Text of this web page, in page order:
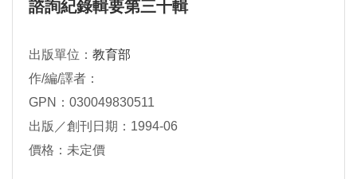
諮詢紀錄輯要第三十輯
出版單位： 教育部
作/編/譯者：
GPN：030049830511
出版／創刊日期：1994-06
價格：未定價